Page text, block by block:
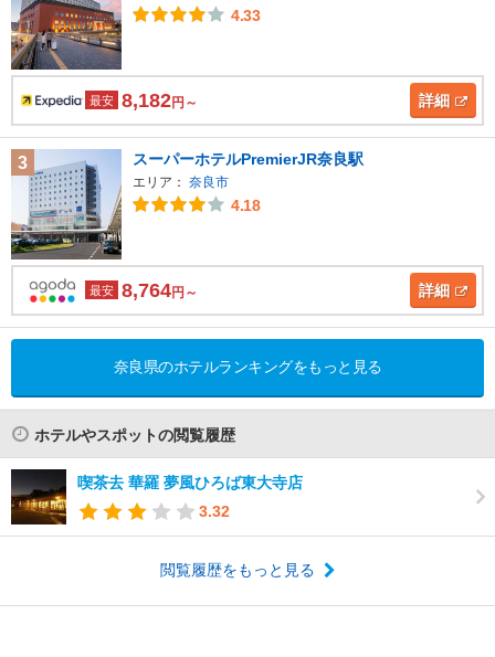
4.33
最安 8,182円～ 詳細
3 スーパーホテルPremierJR奈良駅
エリア： 奈良市
4.18
最安 8,764円～ 詳細
奈良県のホテルランキングをもっと見る
ホテルやスポットの閲覧履歴
喫茶去 華羅 夢風ひろば東大寺店
3.32
閲覧履歴をもっと見る